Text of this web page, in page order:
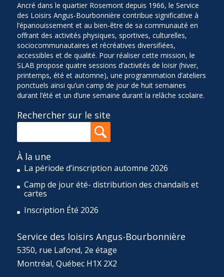
Ancré dans le quartier Rosemont depuis 1966, le Service
des Loisirs Angus-Bourbonnière contribue significative à
l’épanouissement et au bien-être de sa communauté en
offrant des activités physiques, sportives, culturelles,
sociocommunautaires et récréatives diversifiées,
accessibles et de qualité. Pour réaliser cette mission, le
SLAB propose quatre sessions d’activités de loisir (hiver,
printemps, été et automne), une programmation d’ateliers
ponctuels ainsi qu’un camp de jour de huit semaines
durant l’été et un d’une semaine durant la relâche scolaire.
Rechercher sur le site
À la une
La période d’inscription automne 2026
Camp de jour été- distribution des chandails et
cartes
Inscription Été 2026
Service des loisirs Angus-Bourbonnière
5350, rue Lafond, 2e étage
Montréal, Québec H1X 2X2